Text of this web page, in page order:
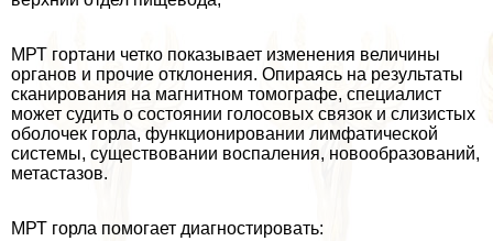
МРТ гортани четко показывает изменения величины
органов и прочие отклонения. Опираясь на результаты
сканирования на магнитном томографе, специалист
может судить о состоянии голосовых связок и слизистых
оболочек горла, функционировании лимфатической
системы, существовании воспаления, новообразований,
метастазов.
МРТ горла помогает диагностировать: